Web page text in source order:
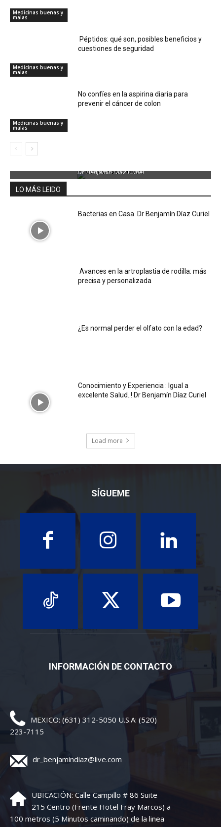
Medicinas buenas y
malas
Medicinas buenas y
malas
Péptidos: qué son, posibles beneficios y
cuestiones de seguridad
Medicinas buenas y
malas
No confíes en la aspirina diaria para
prevenir el cáncer de colon
Dr. Benjamin Díaz Curiel
LO MÁS LEIDO
Bacterias en Casa. Dr Benjamín Díaz Curiel
Avances en la artroplastia de rodilla: más
precisa y personalizada
¿Es normal perder el olfato con la edad?
Conocimiento y Experiencia : Igual a
excelente Salud..! Dr Benjamín Díaz Curiel
Load more
SÍGUEME
INFORMACIÓN DE CONTACTO
MEXICO: (631) 312-5050 U.S.A: (520)
223-7115
dr_benjamindiaz@live.com
UBICACIÓN: Calle Campillo # 86 Suite
215 Centro (Frente Hotel Fray Marcos) a
100 metros (5 Minutos caminando) de la linea